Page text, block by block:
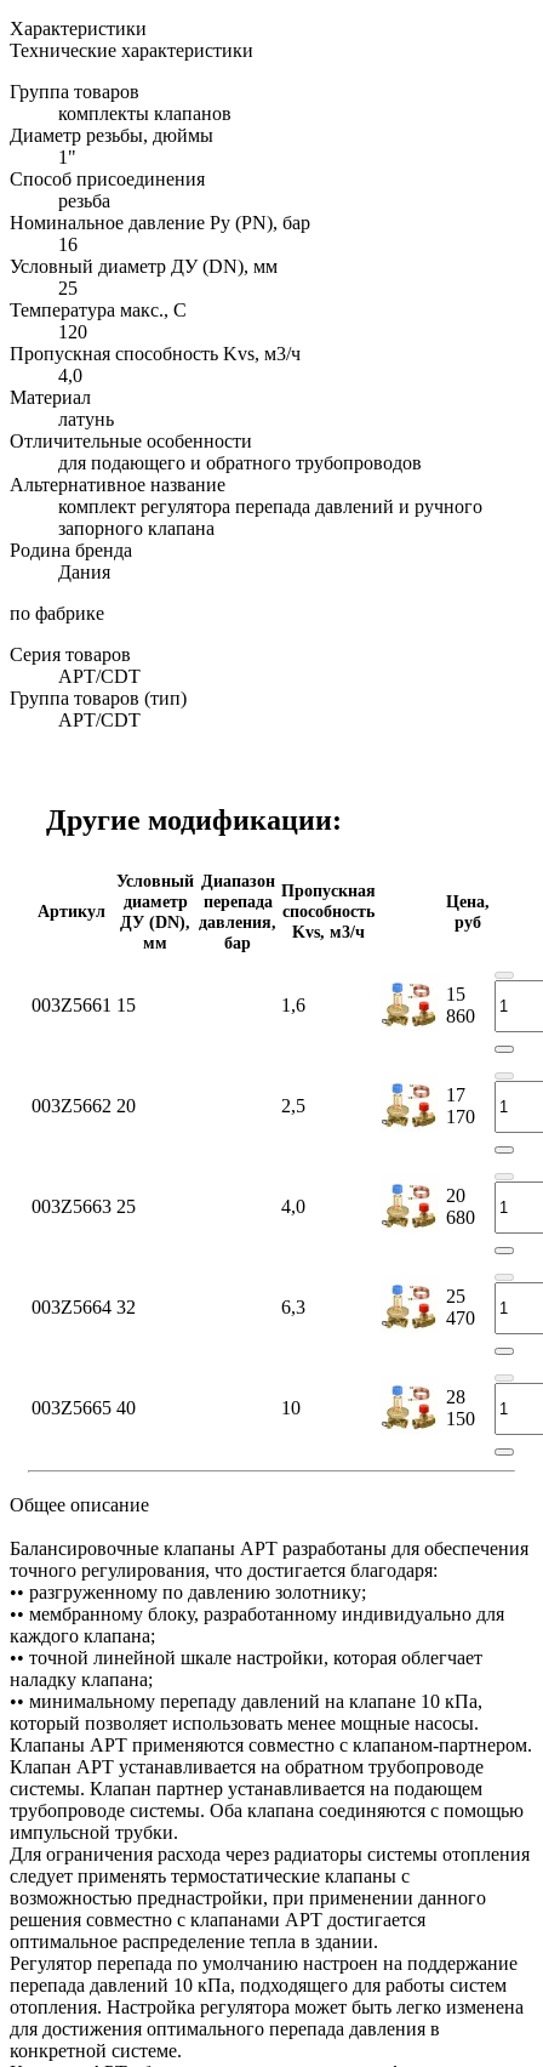
Характеристики
Технические характеристики
Группа товаров
комплекты клапанов
Диаметр резьбы, дюймы
1"
Способ присоединения
резьба
Номинальное давление Ру (PN), бар
16
Условный диаметр ДУ (DN), мм
25
Температура макс., С
120
Пропускная способность Kvs, м3/ч
4,0
Материал
латунь
Отличительные особенности
для подающего и обратного трубопроводов
Альтернативное название
комплект регулятора перепада давлений и ручного
запорного клапана
Родина бренда
Дания
по фабрике
Серия товаров
APT/CDT
Группа товаров (тип)
APT/CDT
Другие модификации:
Артикул
Условный
диаметр
ДУ (DN),
мм
Диапазон
перепада
давления,
бар
Пропускная
способность
Kvs, м3/ч
Цена,
руб
003Z5661 15 1,6
15
860
003Z5662 20 2,5
17
170
003Z5663 25 4,0
20
680
003Z5664 32 6,3
25
470
003Z5665 40 10
28
150
Общее описание
Балансировочные клапаны APT разработаны для обеспечения
точного регулирования, что достигается благодаря:
•• разгруженному по давлению золотнику;
•• мембранному блоку, разработанному индивидуально для
каждого клапана;
•• точной линейной шкале настройки, которая облегчает
наладку клапана;
•• минимальному перепаду давлений на клапане 10 кПа,
который позволяет использовать менее мощные насосы.
Клапаны APT применяются совместно с клапаном-партнером.
Клапан APT устанавливается на обратном трубопроводе
системы. Клапан партнер устанавливается на подающем
трубопроводе системы. Оба клапана соединяются с помощью
импульсной трубки.
Для ограничения расхода через радиаторы системы отопления
следует применять термостатические клапаны с
возможностью преднастройки, при применении данного
решения совместно с клапанами APT достигается
оптимальное распределение тепла в здании.
Регулятор перепада по умолчанию настроен на поддержание
перепада давлений 10 кПа, подходящего для работы систем
отопления. Настройка регулятора может быть легко изменена
для достижения оптимального перепада давления в
конкретной системе.